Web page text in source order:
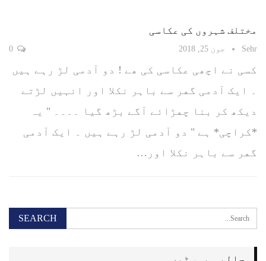
مختلف شہروں کی عکاسی
Sehr جون 25, 2018
کسی نے اچھی عکاسی کی ھے ! ﺩﻭ ﺁﺩﻣﯽ ﻟﮍ ﺭﮨﮯ ﮨﯿﮟ
۔ ﺍﯾﮏ ﺁﺩﻣﯽ ﮔﮭﺮ ﺳﮯ ﺑﺎﮨﺮ ﻧﮑﻼ ﺍﻭﺭ ﺍﻧﮩﯿﮟ ﻟﮍﺗﮯ
ﺩیکھ ﮐﺮ ﺑﻨﺎ ﭼﮭﮍﺍﺋﮯ ﺁﮔﮯ ﺑﮍﮪ ﮔﯿﺎ ۔۔۔۔ " ﯾﮧ
*ﮐﺮﺍﭼﯽ* ﮨﮯ " ﺩﻭ ﺁﺩﻣﯽ ﻟﮍ ﺭﮨﮯ ﮨﯿﮟ ۔ ﺍﯾﮏ ﺁﺩﻣﯽ
ﮔﮭﺮ ﺳﮯ ﺑﺎﮨﺮ ﻧﮑﻼ ﺍﻭﺭ…